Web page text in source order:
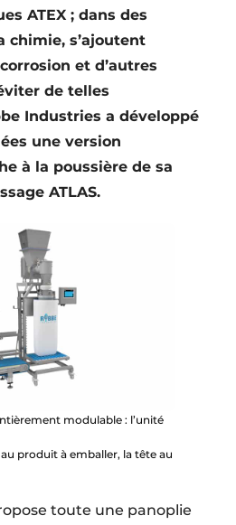
ATEX ; dans des
chimie, s’ajoutent
et d’autres
de telles
Industries a développé
une version
à la poussière de sa
ATLAS.
modulable : l’unité
produit à emballer, la tête au
toute une panoplie